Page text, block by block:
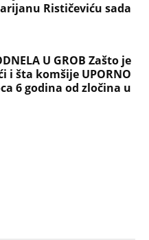
Rističeviću sada
U GROB Zašto je
i šta komšije UPORNO
6 godina od zločina u